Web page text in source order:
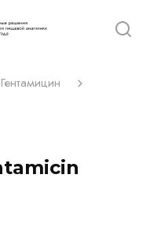
Гентамицин